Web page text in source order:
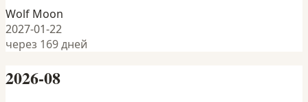
Wolf Moon
2027-01-22
через 169 дней
2026-08